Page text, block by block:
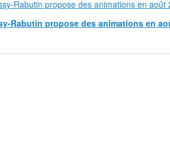
Rabutin propose des animations en